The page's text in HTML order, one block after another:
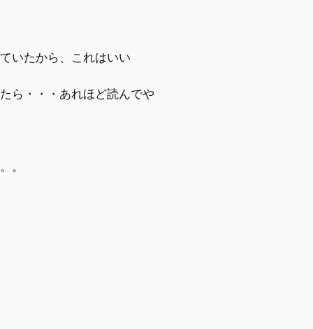
いたから、これはいい
ら・・・あれほど読んでや
。